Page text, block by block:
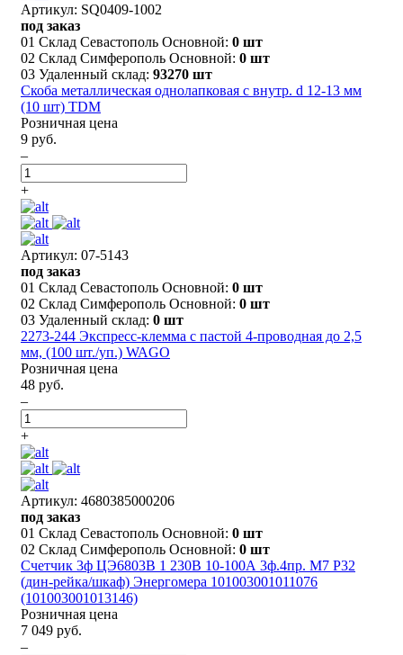
Артикул: SQ0409-1002
под заказ
01 Склад Севастополь Основной: 0 шт
02 Склад Симферополь Основной: 0 шт
03 Удаленный склад: 93270 шт
Скоба металлическая однолапковая с внутр. d 12-13 мм
(10 шт) TDM
Розничная цена
9 руб.
–
+
Артикул: 07-5143
под заказ
01 Склад Севастополь Основной: 0 шт
02 Склад Симферополь Основной: 0 шт
03 Удаленный склад: 0 шт
2273-244 Экспресс-клемма с пастой 4-проводная до 2,5
мм, (100 шт./уп.) WAGO
Розничная цена
48 руб.
–
+
Артикул: 4680385000206
под заказ
01 Склад Севастополь Основной: 0 шт
02 Склад Симферополь Основной: 0 шт
Счетчик 3ф ЦЭ6803В 1 230В 10-100А 3ф.4пр. М7 Р32
(дин-рейка/шкаф) Энергомера 101003001011076
(101003001013146)
Розничная цена
7 049 руб.
–